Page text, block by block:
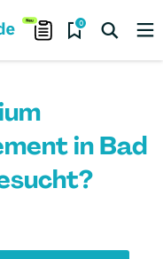
0
in Bad